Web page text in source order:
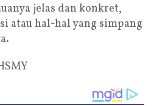
jelas dan konkret,
atau hal-hal yang simpang